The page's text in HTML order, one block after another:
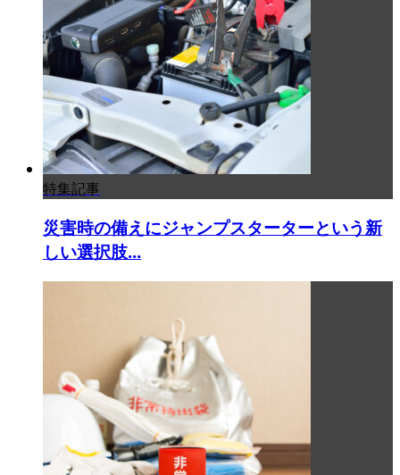
特集記事
災害時の備えにジャンプスターターという新
しい選択肢...